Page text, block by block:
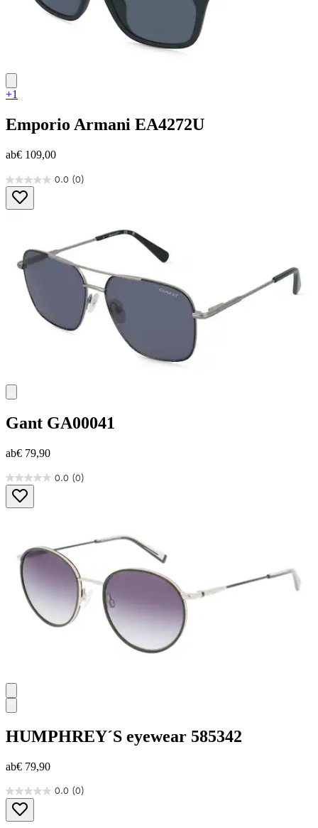
+1
Emporio Armani EA4272U
ab€ 109,00
0.0 (0)
0.0
von
5
Gant GA00041
ab€ 79,90
0.0 (0)
0.0
von
5
HUMPHREY´S eyewear 585342
ab€ 79,90
0.0 (0)
0.0
von
5